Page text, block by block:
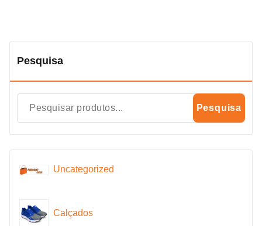
Pesquisa
Pesquisa
Uncategorized
Calçados